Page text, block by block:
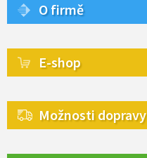
O firmě
E-shop
Možnosti dopravy